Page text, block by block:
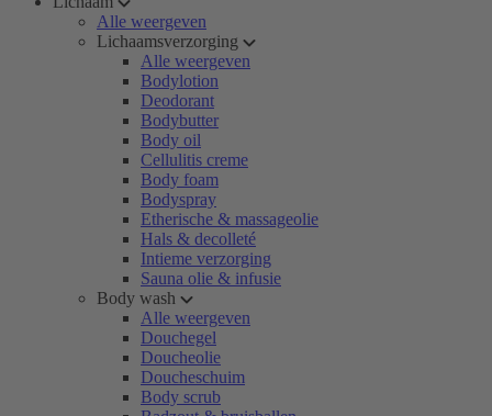
Alle weergeven
Lichaamsverzorging
Alle weergeven
Bodylotion
Deodorant
Bodybutter
Body oil
Cellulitis creme
Body foam
Bodyspray
Etherische & massageolie
Hals & decolleté
Intieme verzorging
Sauna olie & infusie
Body wash
Alle weergeven
Douchegel
Doucheolie
Doucheschuim
Body scrub